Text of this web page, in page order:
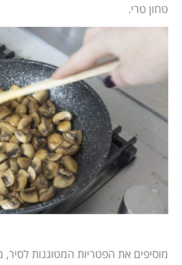
טחון טרי.
מוסיפים את הפטריות המטוגנות